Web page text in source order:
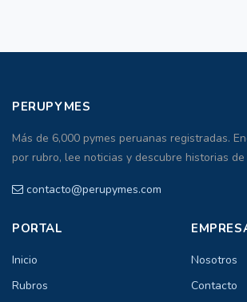
PERUPYMES
Más de 6,000 pymes peruanas registradas.
por rubro, lee noticias y descubre historias de
contacto@perupymes.com
PORTAL
Inicio
Rubros
Nosotros
Contacto